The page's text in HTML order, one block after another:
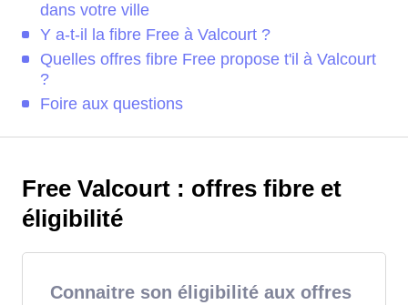
dans votre ville
Y a-t-il la fibre Free à Valcourt ?
Quelles offres fibre Free propose t'il à Valcourt
?
Foire aux questions
Free Valcourt : offres fibre et
éligibilité
Connaitre son éligibilité aux offres